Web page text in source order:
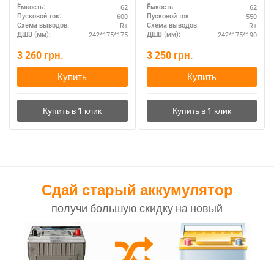
Ёмкость: 62
Пусковой ток: 600
Схема выводов: R+
ДШВ (мм): 242*175*175
3 260 грн.
Купить
Ёмкость: 62
Пусковой ток: 550
Схема выводов: R+
ДШВ (мм): 242*175*190
3 250 грн.
Купить
Сдай старый аккумулятор
получи большую скидку на новый